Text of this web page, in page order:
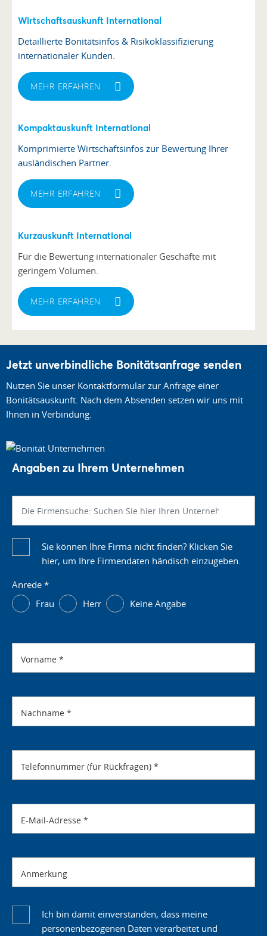
Wirtschaftsauskunft International
Detaillierte Bonitätsinfos & Risikoklassifizierung
internationaler Kunden.
MEHR ERFAHREN
Kompaktauskunft International
Komprimierte Wirtschaftsinfos zur Bewertung Ihrer
ausländischen Partner.
MEHR ERFAHREN
Kurzauskunft International
Für die Bewertung internationaler Geschäfte mit
geringem Volumen.
MEHR ERFAHREN
Jetzt unverbindliche Bonitätsanfrage senden
Nutzen Sie unser Kontaktformular zur Anfrage einer
Bonitätsauskunft. Nach dem Absenden setzen wir uns mit
Ihnen in Verbindung.
Angaben zu Ihrem Unternehmen
Sie können Ihre Firma nicht finden? Klicken Sie
hier, um Ihre Firmendaten händisch einzugeben.
Anrede *
Frau
Herr Keine Angabe
Vorname *
Nachname *
Telefonnummer (für Rückfragen) *
E-Mail-Adresse *
Anmerkung
Ich bin damit einverstanden, dass meine
personenbezogenen Daten verarbeitet und